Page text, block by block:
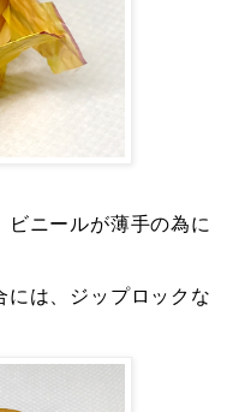
ビニールが薄手の為に
には、ジップロックな